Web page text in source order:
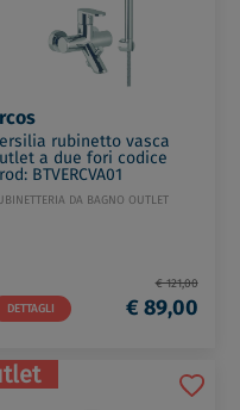
rubinetto vasca
a due fori codice
BTVERCVA01
DA BAGNO OUTLET
DETTAGLI
€ 121,00
€ 89,00